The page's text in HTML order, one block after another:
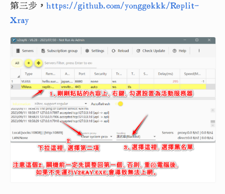
第三步， https://github.com/yonggekkk/Replit-
Xray